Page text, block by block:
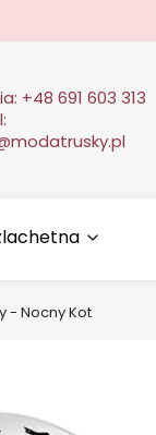
+48 691 603 313
- Nocny Kot